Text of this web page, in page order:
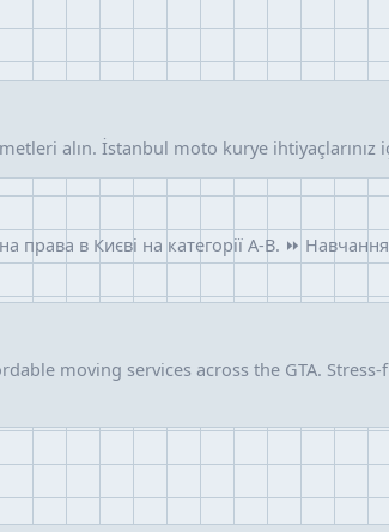
alın. İstanbul moto kurye ihtiyaçlarınız
в Києві на категорії A-B. ⏩
moving services across the GTA.